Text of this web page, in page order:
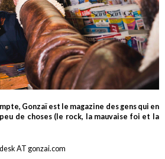
Gonzaï est le magazine des gens qui en
de choses (le rock, la mauvaise foi et la
desk AT gonzai.com